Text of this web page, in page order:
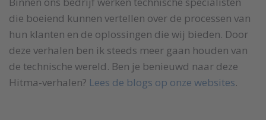
die boeiend kunnen vertellen over de processen van
hun klanten en de oplossingen die wij bieden. Door
deze verhalen ben ik steeds meer gaan houden van
de technische wereld. Ben je benieuwd naar deze
Hitma-verhalen? Lees de blogs op onze websites.